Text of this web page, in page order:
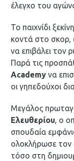
έλεγχο του
Το παιχνίδι
κοντά στο
να επιβάλει τον
Παρά τις
Academy να
οι γηπεδούχοι
Μεγάλος
Ελευθερίου, ο
σπουδαία
ολοκλήρωσε τον
τόσο στη